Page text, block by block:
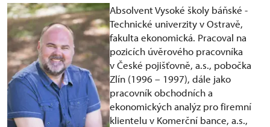
Absolvent Vysoké školy báňské -
Technické univerzity v Ostravě,
fakulta ekonomická. Pracoval na
pozicích úvěrového pracovníka
v České pojišťovně, a.s., pobočka
Zlín (1996 – 1997), dále jako
pracovník obchodních a
ekonomických analýz pro firemní
klientelu v Komerční bance, a.s.,